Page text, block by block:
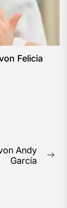
Felicia
Andy
García